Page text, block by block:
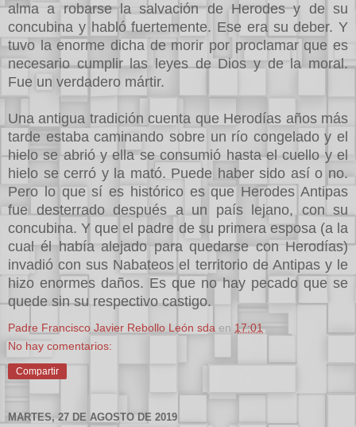
alma a robarse la salvación de Herodes y de su
concubina y habló fuertemente. Ese era su deber. Y
tuvo la enorme dicha de morir por proclamar que es
necesario cumplir las leyes de Dios y de la moral.
Fue un verdadero mártir.
Una antigua tradición cuenta que Herodías años más
tarde estaba caminando sobre un río congelado y el
hielo se abrió y ella se consumió hasta el cuello y el
hielo se cerró y la mató. Puede haber sido así o no.
Pero lo que sí es histórico es que Herodes Antipas
fue desterrado después a un país lejano, con su
concubina. Y que el padre de su primera esposa (a la
cual él había alejado para quedarse con Herodías)
invadió con sus Nabateos el territorio de Antipas y le
hizo enormes daños. Es que no hay pecado que se
quede sin su respectivo castigo.
Padre Francisco Javier Rebollo León sda en 17:01
No hay comentarios:
Compartir
MARTES, 27 DE AGOSTO DE 2019